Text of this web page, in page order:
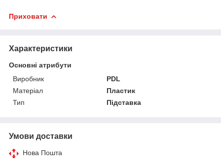
Приховати
Характеристики
Основні атрибути
Виробник
PDL
Матеріал
Пластик
Тип
Підставка
Умови доставки
Нова Пошта